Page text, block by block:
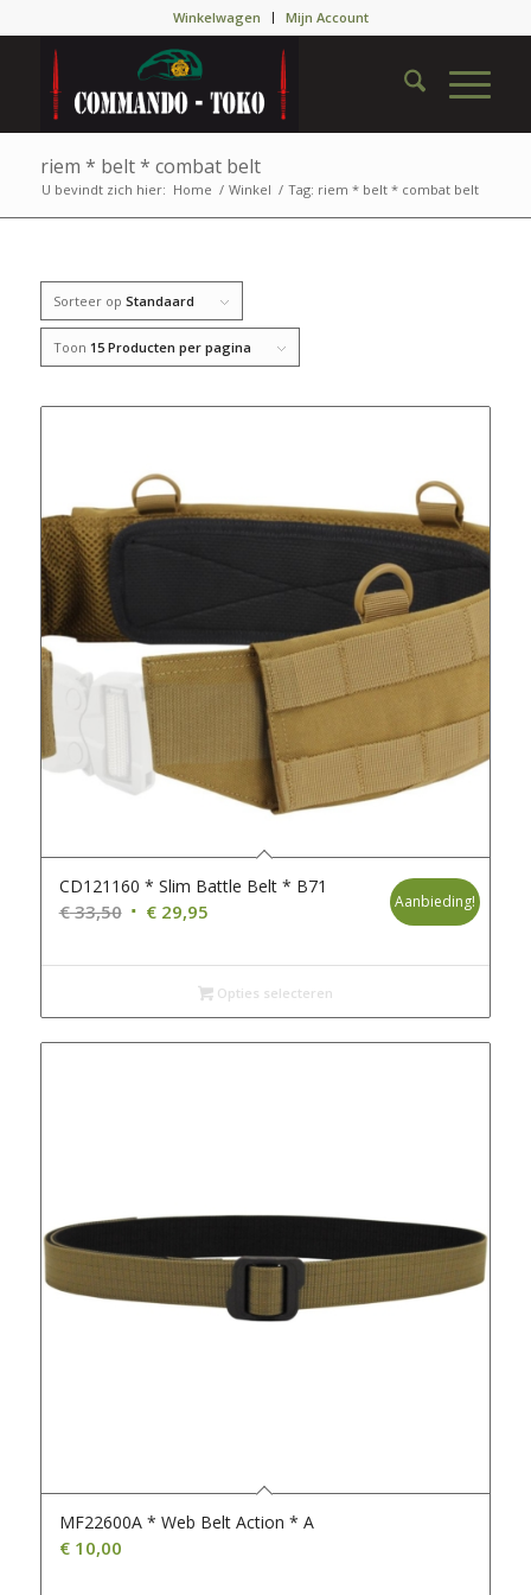
Winkelwagen Mijn Account
riem * belt * combat belt
U bevindt zich hier: Home / Winkel / Tag: riem * belt * combat belt
Sorteer op Standaard
Toon 15 Producten per pagina
CD121160 * Slim Battle Belt * B71
€33,50 Oorspronkelijke
was:
€29,95Huidige
is:
€ 29,95.
Aanbieding!
Opties selecteren
MF22600A * Web Belt Action * A
€10,00